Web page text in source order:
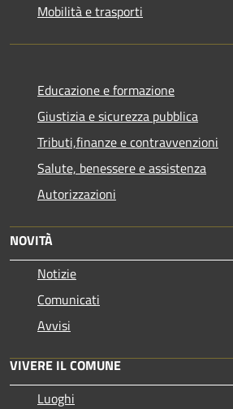
Mobilità e trasporti
Educazione e formazione
Giustizia e sicurezza pubblica
Tributi,finanze e contravvenzioni
Salute, benessere e assistenza
Autorizzazioni
NOVITÀ
Notizie
Comunicati
Avvisi
VIVERE IL COMUNE
Luoghi